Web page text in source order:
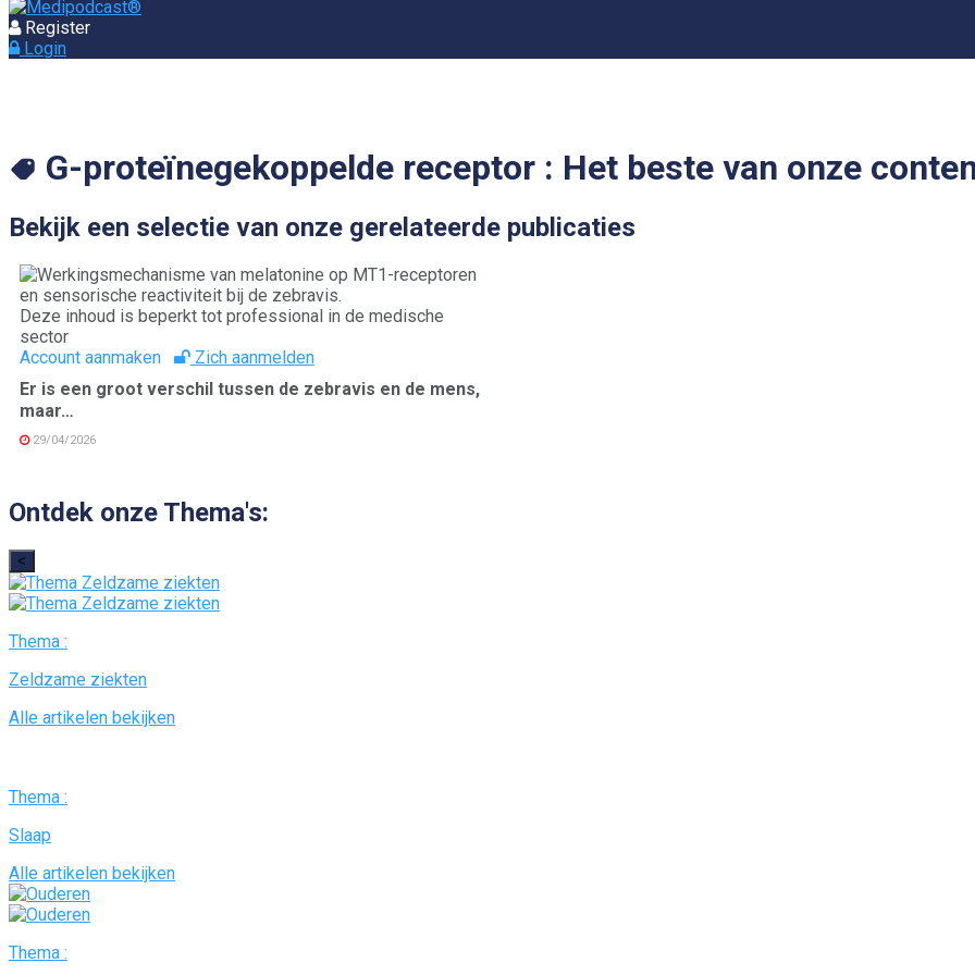
Register
Login
G-proteïnegekoppelde receptor : Het beste van onze
Bekijk een selectie van onze gerelateerde publicaties
Deze inhoud is beperkt tot professional in de medische
sector
Account aanmaken
Zich aanmelden
Er is een groot verschil tussen de zebravis en de mens,
maar…
29/04/2026
Ontdek onze Thema's:
<
Thema :
Zeldzame ziekten
Alle artikelen bekijken
Thema :
Slaap
Alle artikelen bekijken
Thema :